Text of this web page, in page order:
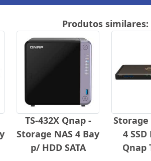
Produtos similares:
TS-432X Qnap -
Storage NAS 4 Bay
p/ HDD SATA
Storage
4
Qnap